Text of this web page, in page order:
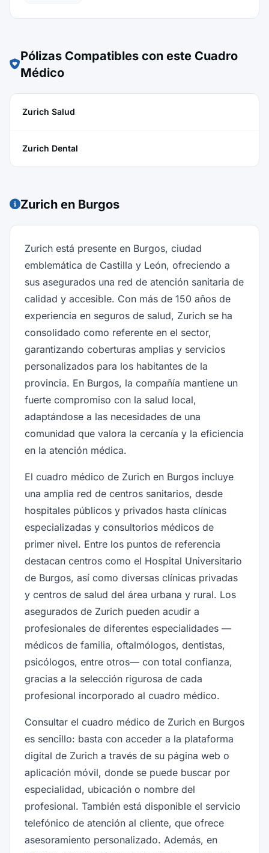
Pólizas Compatibles con este Cuadro
Médico
Zurich Salud
Zurich Dental
Zurich en Burgos
Zurich está presente en Burgos, ciudad
emblemática de Castilla y León, ofreciendo a
sus asegurados una red de atención sanitaria de
calidad y accesible. Con más de 150 años de
experiencia en seguros de salud, Zurich se ha
consolidado como referente en el sector,
garantizando coberturas amplias y servicios
personalizados para los habitantes de la
provincia. En Burgos, la compañía mantiene un
fuerte compromiso con la salud local,
adaptándose a las necesidades de una
comunidad que valora la cercanía y la eficiencia
en la atención médica.
El cuadro médico de Zurich en Burgos incluye
una amplia red de centros sanitarios, desde
hospitales públicos y privados hasta clínicas
especializadas y consultorios médicos de
primer nivel. Entre los puntos de referencia
destacan centros como el Hospital Universitario
de Burgos, así como diversas clínicas privadas
y centros de salud del área urbana y rural. Los
asegurados de Zurich pueden acudir a
profesionales de diferentes especialidades —
médicos de familia, oftalmólogos, dentistas,
psicólogos, entre otros— con total confianza,
gracias a la selección rigurosa de cada
profesional incorporado al cuadro médico.
Consultar el cuadro médico de Zurich en Burgos
es sencillo: basta con acceder a la plataforma
digital de Zurich a través de su página web o
aplicación móvil, donde se puede buscar por
especialidad, ubicación o nombre del
profesional. También está disponible el servicio
telefónico de atención al cliente, que ofrece
asesoramiento personalizado. Además, en